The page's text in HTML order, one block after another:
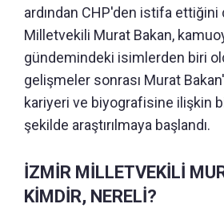
ardından CHP'den istifa
Milletvekili Murat Bakan,
gündemindeki isimlerden biri
gelişmeler sonrası Murat
kariyeri ve biyografisine ilişkin
şekilde araştırılmaya başlandı.
İZMİR MİLLETVEKİLİ
KİMDİR, NERELİ?